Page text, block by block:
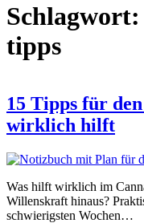
Schlagwort:
tipps
15 Tipps für
wirklich hilft
Was hilft wirklich im
Willenskraft hinaus?
schwierigsten Wochen…